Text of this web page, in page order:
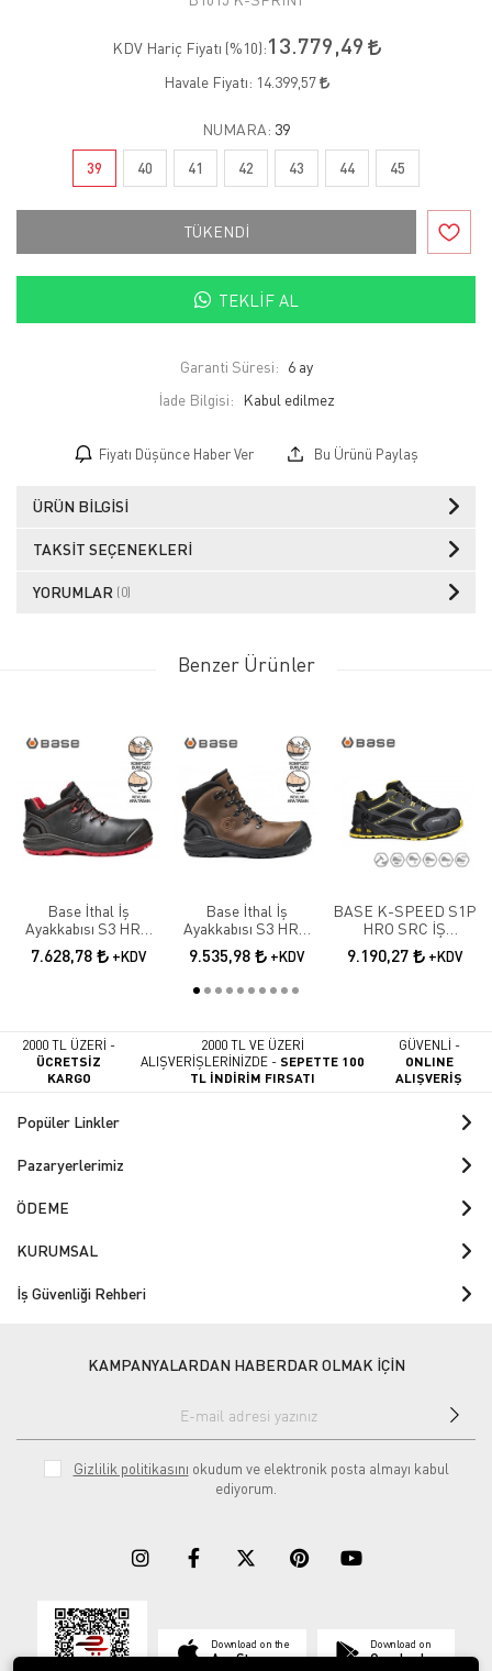
KDV Hariç Fiyatı (%10):13.779,49
Havale Fiyatı: 14.399,57
NUMARA: 39
39 40 41 42 43 44 45
TÜKENDİ
TEKLIF AL
Garanti Süresi: 6 ay
İade Bilgisi:
Fiyatı Düşünce Haber Ver Bu Ürünü Paylaş
ÜRÜN BILGISI
TAKSIT SEÇENEKLERI
YORUMLAR (0)
Benzer Ürünler
Base İthal İş
Ayakkabısı S3 HRO
SRC B0887N
7.628,78 +KDV
Base İthal İş
Ayakkabısı S3 HRO
SRC B0888
9.535,98 +KDV
BASE K-SPEED S1P
HRO SRC İŞ
AYAKKABISI
9.190,27 +KDV
2000 TL ÜZERİ -
ÜCRETSİZ
KARGO
2000 TL VE ÜZERİ
ALIŞVERİŞLERİNİZDE -SEPETTE 100
TL İNDİRİM FIRSATI
GÜVENLİ -
ONLINE
ALIŞVERİŞ
Popüler Linkler
Pazaryerlerimiz
ÖDEME
KURUMSAL
İş Güvenliği Rehberi
KAMPANYALARDAN HABERDAR OLMAK İÇİN
Gizlilik politikasını okudum ve elektronik posta almayı kabul
ediyorum.
Download on the
App Store
Download on
Google play